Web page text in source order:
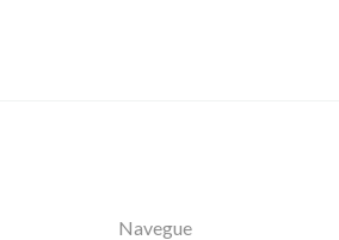
Navegue